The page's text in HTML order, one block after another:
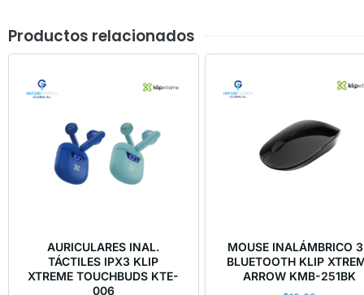
Productos relacionados
AURICULARES INAL.
TÁCTILES IPX3 KLIP
XTREME TOUCHBUDS KTE-
006
MOUSE INALÁMBRICO
BLUETOOTH KLIP
ARROW KMB-251BK